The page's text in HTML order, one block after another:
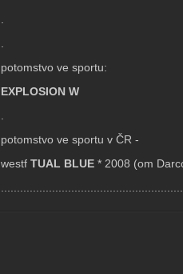
potomstvo ve sportu:
EXPLOSION W
potomstvo ve sportu v ČR -
westf TUAL BLUE * 2008 (om